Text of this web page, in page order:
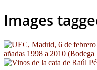
Images